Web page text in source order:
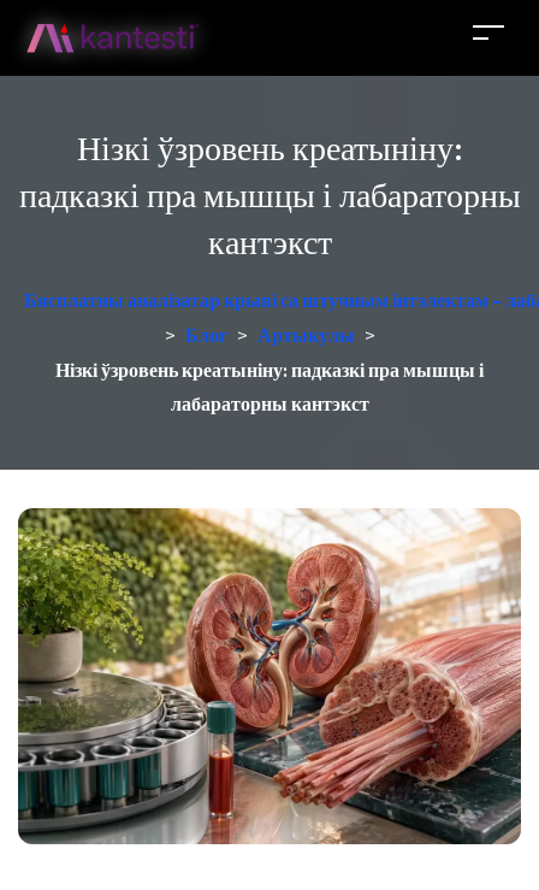
Нізкі ўзровень креатыніну:
падказкі пра мышцы і лабараторны
кантэкст
Бясплатны аналізатар крыві са штучным інтэлектам -
> Блог > Артыкулы >
Нізкі ўзровень креатыніну: падказкі пра мышцы і
лабараторны кантэкст